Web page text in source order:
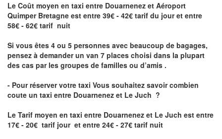
Le Coût moyen en taxi entre Douarnenez et Aéroport
Quimper Bretagne est entre 39€ - 42€ tarif du jour et entre
58€ - 62€ tarif nuit
Si vous êtes 4 ou 5 personnes avec beaucoup de bagages,
pensez à demander un van 7 places choisi dans la plupart
des cas par les groupes de familles ou d’amis .
- Pour réserver votre taxi Vous souhaitez savoircombien
coute un taxi entre Douarnenez et Le Juch ?
Le Tarif moyen en taxi entre Douarnenez et Le Juch est entre
17€ - 20€ tarif jour et entre 24€ - 27€ tarif nuit